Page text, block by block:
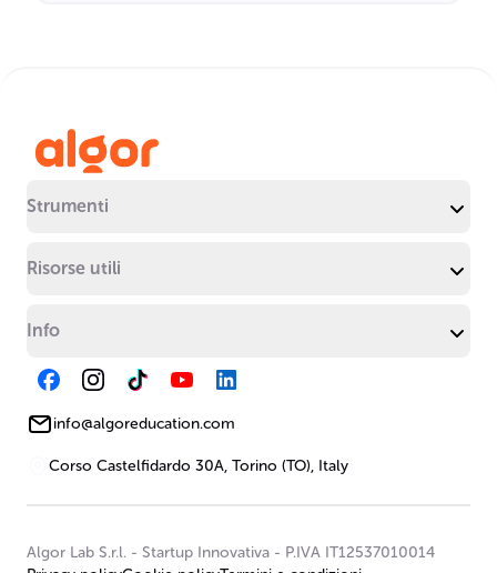
Strumenti
Risorse utili
Info
info@algoreducation.com
Corso Castelfidardo 30A, Torino (TO), Italy
Algor Lab S.r.l. - Startup Innovativa - P.IVA IT12537010014